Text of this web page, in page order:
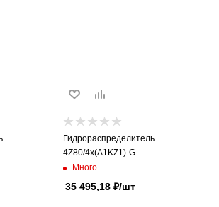
Гидрораспределитель
4Z80/4x(A1KZ1)-G
Много
35 495,18₽/шт